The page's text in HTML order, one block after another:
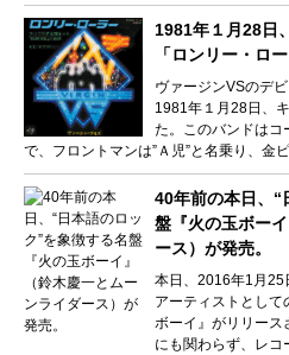
1981年１月28日
「ロンリー・ロ
ヴァージンVSのデ
1981年１月28日、
た。このバンドはコ
で、フロントマンは”Ａ児”と名乗り、金
40年前の本日、“
盤『火の玉ボー
ース）が発売。
本日、2016年1月25
アーティストとして
ボーイ』がリリース
にも関わらず、レコ